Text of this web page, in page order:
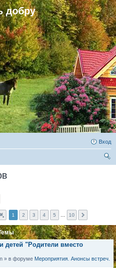
добру
Вход
1 2 3 4 5 10
детей "Родители вместо
» в форуме Мероприятия. Анонсы встреч.